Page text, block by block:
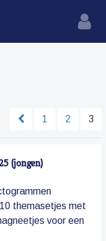
1 2 3
(jongen)
themasetjes met
voor een